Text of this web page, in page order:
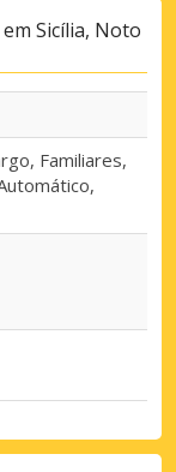
Sicília, Noto
Familiares,